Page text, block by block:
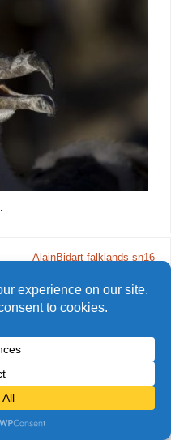
AlainBidart-falklands-sn16